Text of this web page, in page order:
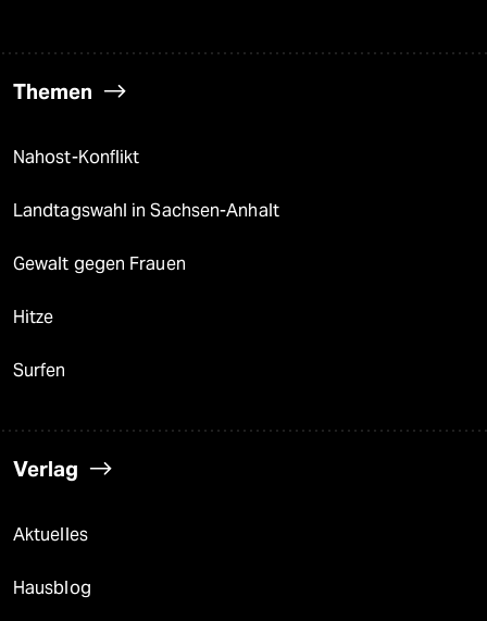
Themen
Nahost-Konflikt
Landtagswahl in Sachsen-Anhalt
Gewalt gegen Frauen
Hitze
Surfen
Verlag
Aktuelles
Hausblog